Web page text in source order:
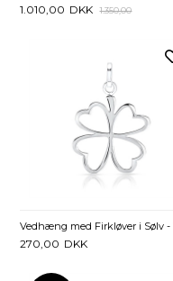
1.010,00 DKK 1.350,00
270,00 DKK